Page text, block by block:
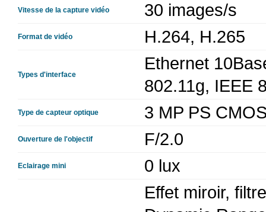
Vitesse de la capture vidéo 30 images/s
Format de vidéo H.264, H.265
Types d'interface
Ethernet
802.11g, IEEE
Type de capteur optique 3 MP PS
Ouverture de l'objectif F/2.0
Eclairage mini 0 lux
Effet miroir,